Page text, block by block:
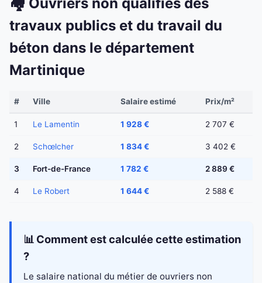
travaux publics et du travail du
béton dans le département
Martinique
# Ville Salaire estimé Prix/m²
1 Le Lamentin 1 928 € 2 707 €
2 Schœlcher 1 834 € 3 402 €
3 Fort-de-France 1 782 € 2 889 €
4 Le Robert 1 644 € 2 588 €
📊 Comment est calculée cette estimation
?
Le salaire national du métier de ouvriers non